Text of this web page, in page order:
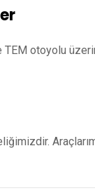
TEM otoyolu